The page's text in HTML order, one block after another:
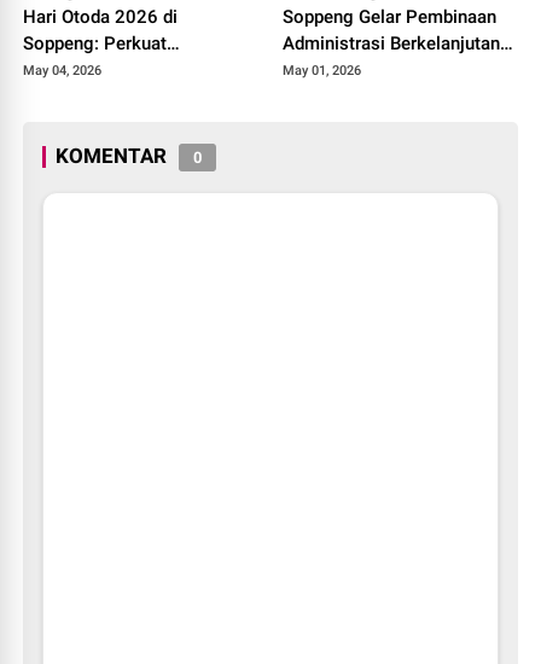
Hari Otoda 2026 di
Soppeng: Perkuat
Kolaborasi Menuju
May 04, 2026
Soppeng Gelar Pembinaan
Administrasi Berkelanjutan
di Lilirilau
May 01, 2026
KOMENTAR 0